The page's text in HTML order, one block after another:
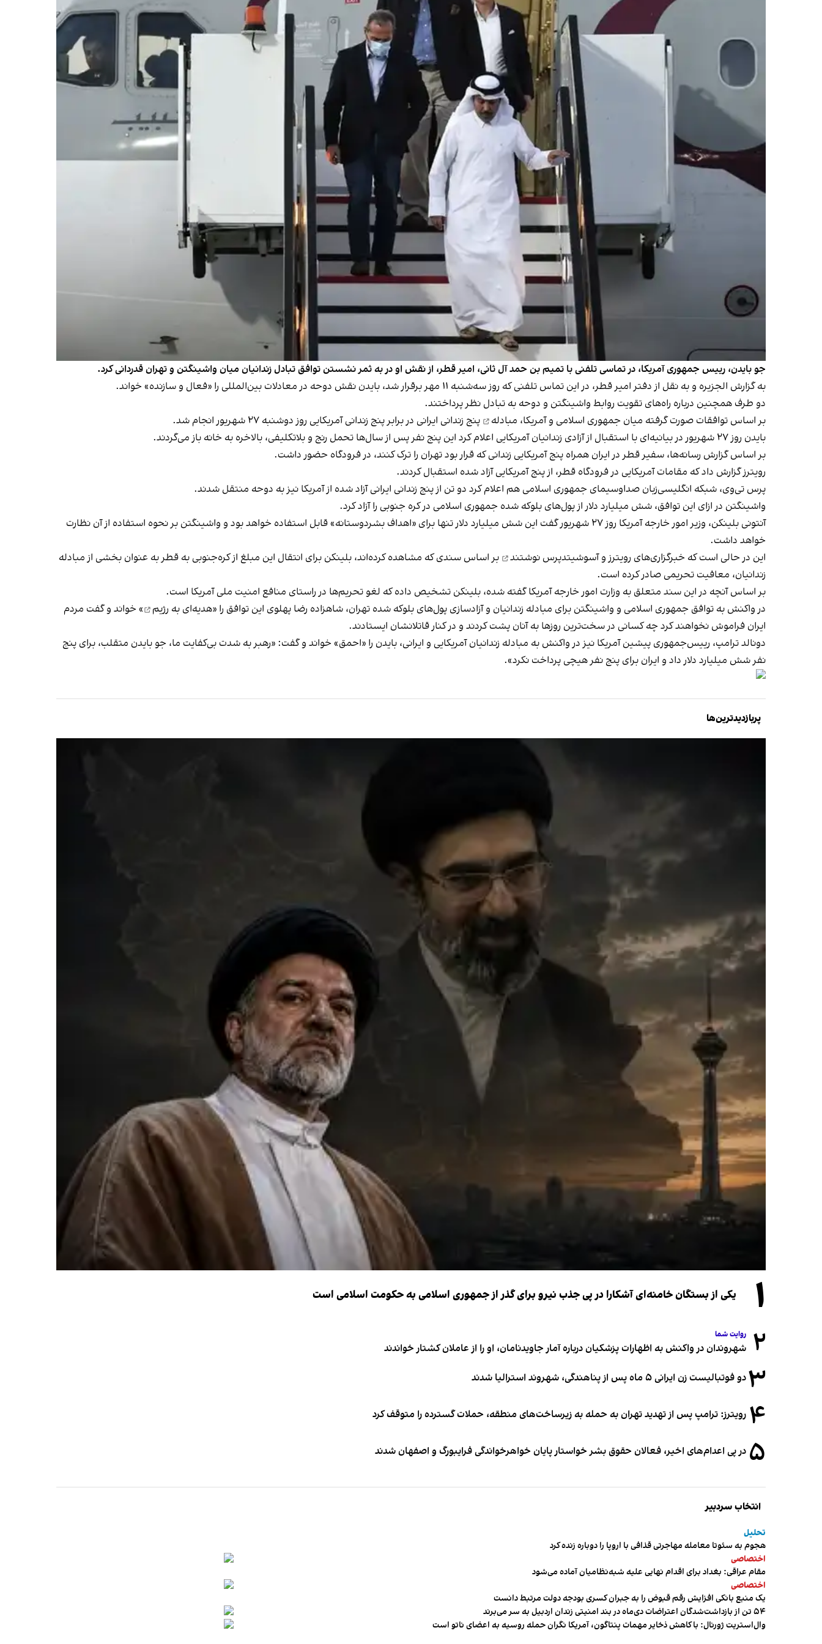
جو بایدن، رییس جمهوری آمریکا، در تماسی تلفنی با تمیم بن حمد آل ثانی، امیر قطر، از نقش او در به ثمر نشستن توافق تبادل زندانیان میان واشینگتن و تهران قدردانی کرد.
بهگزارش الجزیره و به نقل از دفتر امیر قطر، در این تماس تلفنی که روز سه‌شنبه ۱۱ مهر برقرار شد، بایدن نقش دوحه در معادلات بین‌المللی را «فعال و سازنده» خواند.
دو طرف همچنین درباره راه‌های تقویت روابط واشینگتن و دوحه به تبادل نظر پرداختند.
بر اساس توافقات صورت گرفته میان جمهوری اسلامی و آمریکا، مبادله
پنج زندانی ایرانی در برابر پنج زندانی آمریکایی روز دوشنبه ۲۷ شهریور انجام شد.
بایدن روز ۲۷ شهریور در بیانیه‌ای با استقبال از آزادی زندانیان آمریکایی اعلام کرد این پنج نفر پس از سال‌ها تحمل رنج و بلاتکلیفی، بالاخره به خانه باز می‌گردند.
بر اساس گزارش رسانه‌ها، سفیر قطر در ایران همراه پنج آمریکایی زندانی که قرار بود تهران را ترک کنند، در فرودگاه حضور داشت.
رویترز گزارش داد که مقامات آمریکایی در فرودگاه قطر، از پنج آمریکایی آزاد شده استقبال کردند.
پرس تی‌وی، شبکه انگلیسی‌زبان صداوسیمای جمهوری اسلامی هم اعلام کرد دو تن از پنج زندانی ایرانی آزاد شده از آمریکا نیز به دوحه منتقل شدند.
واشینگتن در ازای این توافق، شش میلیارد دلار از پول‌های بلوکه شده جمهوری اسلامی در کره جنوبی را آزاد کرد.
آنتونی بلینکن، وزیر امور خارجه آمریکا روز ۲۷ شهریور گفت این شش میلیارد دلار تنها برای «اهداف بشر‌دوستانه» قابل استفاده خواهد بود و واشینگتن بر نحوه استفاده از آن نظارت
خواهد داشت.
این در حالی است که خبرگزاری‌های رویترز و آسوشیتد‌پرس نوشتند
بر اساس سندی که مشاهده کرده‌اند، بلینکن برای انتقال این مبلغ از کره‌جنوبی به قطر به عنوان بخشی از مبادله
زندانیان، معافیت تحریمی صادر کرده است.
بر اساس آنچه در این سند متعلق به وزارت امور خارجه آمریکا گفته شده، بلینکن تشخیص داده که لغو تحریم‌ها در راستای منافع امنیت ملی آمریکا است.
در واکنش به توافق جمهوری اسلامی و واشینگتن برای مبادله زندانیان و آزادسازی پول‌های بلوکه شده تهران، شاهزاده رضا پهلوی این توافق را «هدیه‌ای به رژیم
» خواند و گفت مردم
ایران فراموش نخواهند کرد چه کسانی در سخت‌ترین روزها به آنان پشت کردند و در کنار قاتلانشان ایستادند.
دونالد ترامپ، رییس‌جمهوری پیشین آمریکا نیز در واکنش به مبادله زندانیان آمریکایی و ایرانی، بایدن را «احمق» خواند و گفت: «رهبر به شدت بی‌کفایت ما، جو بایدن متقلب، برای پنج
نفر شش میلیارد دلار داد و ایران برای پنج نفر هیچی پرداخت نکرد».
پربازدیدترین‌ها
۱ یکی از بستگان خامنه‌ای آشکارا در پی جذب نیرو برای گذر از جمهوری اسلامی به حکومت اسلامی است
۲ روایت شما
شهروندان در واکنش به اظهارات پزشکیان درباره آمار جاویدنامان، او را از عاملان کشتار خواندند
۳دو فوتبالیست زن ایرانی ۵ ماه پس از پناهندگی، شهروند استرالیا شدند
۴ رویترز: ترامپ پس از تهدید تهران به حمله به زیرساخت‌های منطقه، حملات گسترده را متوقف کرد
۵ در پی اعدام‌های اخیر، فعالان حقوق بشر خواستار پایان خواهرخواندگی فرایبورگ و اصفهان شدند
انتخاب سردبیر
تحلیل
هجوم به سئوتا معامله مهاجرتی قذافی با اروپا را دوباره زنده کرد
اختصاصی
مقام عراقی: بغداد برای اقدام نهایی علیه شبه‌نظامیان آماده می‌شود
اختصاصی
یک منبع بانکی افزایش رقم قبوض را به جبران کسری بودجه دولت مرتبط دانست
۵۴ تن از بازداشت‌شدگان اعتراضات دی‌ماه در بند امنیتی زندان اردبیل به سر می‌برند
وال‌استریت ژورنال: با کاهش ذخایر مهمات پنتاگون، آمریکا نگران حمله روسیه به اعضای ناتو‌ است